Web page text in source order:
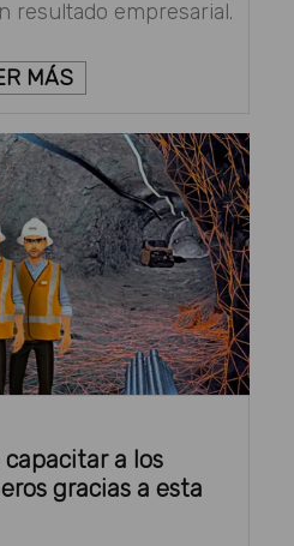
resultado empresarial.
MÁS
a los
gracias a esta